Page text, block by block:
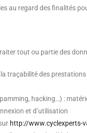
au regard des finalités
tout ou partie des
traçabilité des
hacking…) :
et d’utilisation
http://www.cyclexperts-